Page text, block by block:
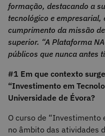
formação, destacando a
tecnológico e empresarial,
cumprimento da missão
superior. “A Plataforma
públicos que nunca antes
#1 Em que contexto
“Investimento em
Universidade de Évora?
O curso de “Investimento
no âmbito das atividades